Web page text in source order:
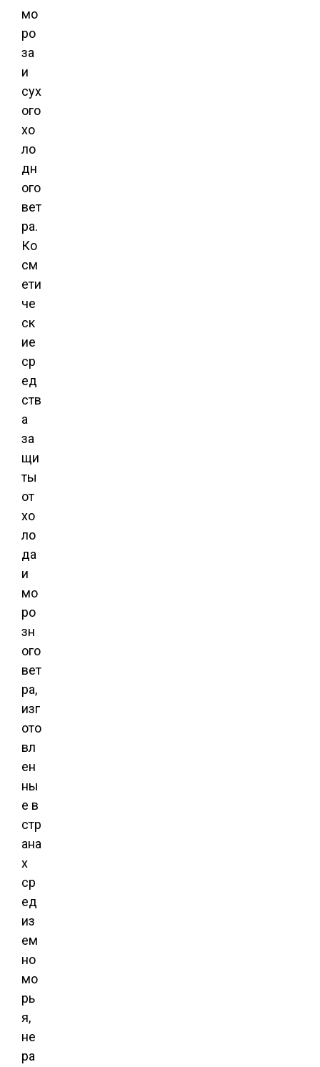
мо
ро
за
и
сух
ого
хо
ло
дн
ого
вет
ра.
Ко
см
ети
че
ск
ие
ср
ед
ств
а
за
щи
ты
от
хо
ло
да
и
мо
ро
зн
ого
вет
ра,
изг
ото
вл
ен
ны
е в
стр
ана
х
ср
ед
из
ем
но
мо
рь
я,
не
ра